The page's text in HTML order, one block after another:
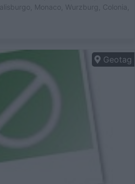
Monaco, Wurzburg, Colonia,
Alsazia
Geotag